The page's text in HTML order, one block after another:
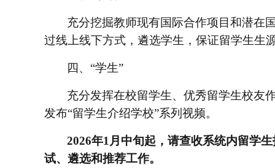
充分挖掘教师现有国际合作项目和潜在
过线上线下方式，遴选学生，保证留学生生
四、 “学生”
充分发挥在校留学生、优秀留学生校友
发布“留学生介绍学校”系列视频。
2026年1月中旬起， 请查收系统内留学
试、遴选和推荐工作。